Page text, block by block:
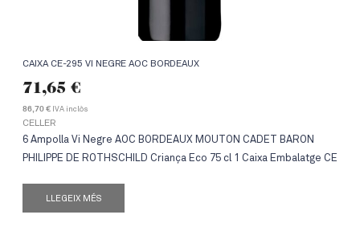
CAIXA CE-295 VI NEGRE AOC BORDEAUX
71,65 €
86,70 € IVA inclòs
CELLER
6 Ampolla Vi Negre AOC BORDEAUX MOUTON CADET BARON
PHILIPPE DE ROTHSCHILD Criança Eco 75 cl 1 Caixa Embalatge CE
LLEGEIX MÉS